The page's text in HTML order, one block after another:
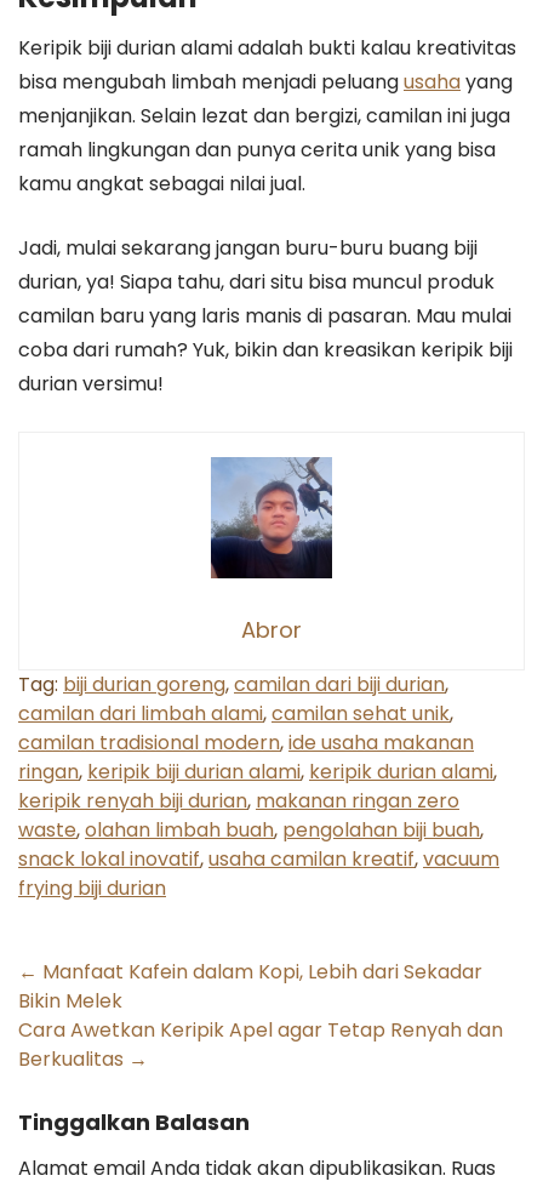
Keripik biji durian alami adalah bukti kalau kreativitas
bisa mengubah limbah menjadi peluangusahayang
menjanjikan. Selain lezat dan bergizi, camilan ini juga
ramah lingkungan dan punya cerita unik yang bisa
kamu angkat sebagai nilai jual.
Jadi, mulai sekarang jangan buru-buru buang biji
durian, ya! Siapa tahu, dari situ bisa muncul produk
camilan baru yang laris manis di pasaran. Mau mulai
coba dari rumah? Yuk, bikin dan kreasikan keripik biji
durian versimu!
Abror
Tag: biji durian goreng,camilan dari biji durian,
camilan dari limbah alami,camilan sehat unik,
camilan tradisional modern,ide usaha makanan
ringan, keripik biji durian alami, keripik durian alami,
keripik renyah biji durian, makanan ringan zero
waste,olahan limbah buah, pengolahan biji buah,
snack lokal inovatif,usaha camilan kreatif,vacuum
frying biji durian
Post
navigation
← Manfaat Kafein dalam Kopi, Lebih dari Sekadar
Bikin Melek
Cara Awetkan Keripik Apel agar Tetap Renyah dan
Berkualitas →
Tinggalkan Balasan
Alamat email Anda tidak akan dipublikasikan. Ruas